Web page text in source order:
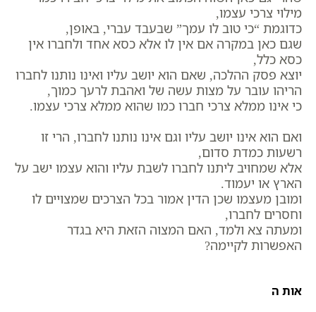
מילוי צרכי עצמו,
כדוגמת “כי טוב לו עמך” שבעבד עברי, באופן,
שגם כאן במקרה אם אין לו אלא כסא אחד ולחברו אין
כסא כלל,
יוצא פסק ההלכה, שאם הוא יושב עליו ואינו נותנו לחברו
הריהו עובר על מצות עשה של ואהבת לרעך כמוך,
כי אינו ממלא צרכי חברו כמו שהוא ממלא צרכי עצמו.
ואם הוא אינו יושב עליו וגם אינו נותנו לחברו, הרי זו
רשעות כמדת סדום,
אלא שמחויב ליתנו לחברו לשבת עליו והוא עצמו ישב על
הארץ או יעמוד.
ומובן מעצמו שכן הדין אמור בכל הצרכים שמצויים לו
וחסרים לחברו,
ומעתה צא ולמד, האם המצוה הזאת היא בגדר
האפשרות לקיימה?
אות ה